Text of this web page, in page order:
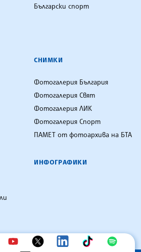
Български спорт
СНИМКИ
Фотогалерия България
Фотогалерия Свят
Фотогалерия ЛИК
Фотогалерия Спорт
ПАМЕТ от фотоархива на БТА
ИНФОГРАФИКИ